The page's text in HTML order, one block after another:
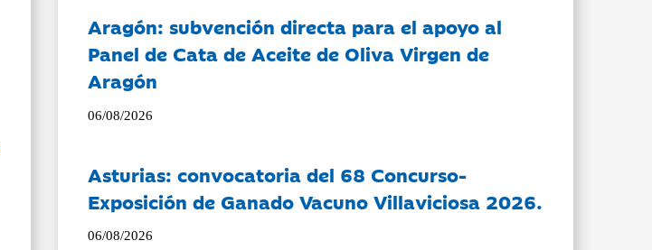
Aragón: subvención directa para el apoyo al
Panel de Cata de Aceite de Oliva Virgen de
Aragón
06/08/2026
Asturias: convocatoria del 68 Concurso-
Exposición de Ganado Vacuno Villaviciosa 2026.
06/08/2026